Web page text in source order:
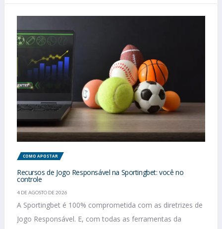
COMO APOSTAR
Recursos de Jogo Responsável na Sportingbet: você no
controle
4 DE AGOSTO DE 2026
A Sportingbet é 100% comprometida com as diretrizes de
Jogo Responsável. E, com todas as ferramentas da